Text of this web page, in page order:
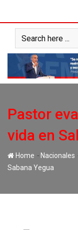
content
Pastor
vida en
Home - Nacionales
Sabana Yegua